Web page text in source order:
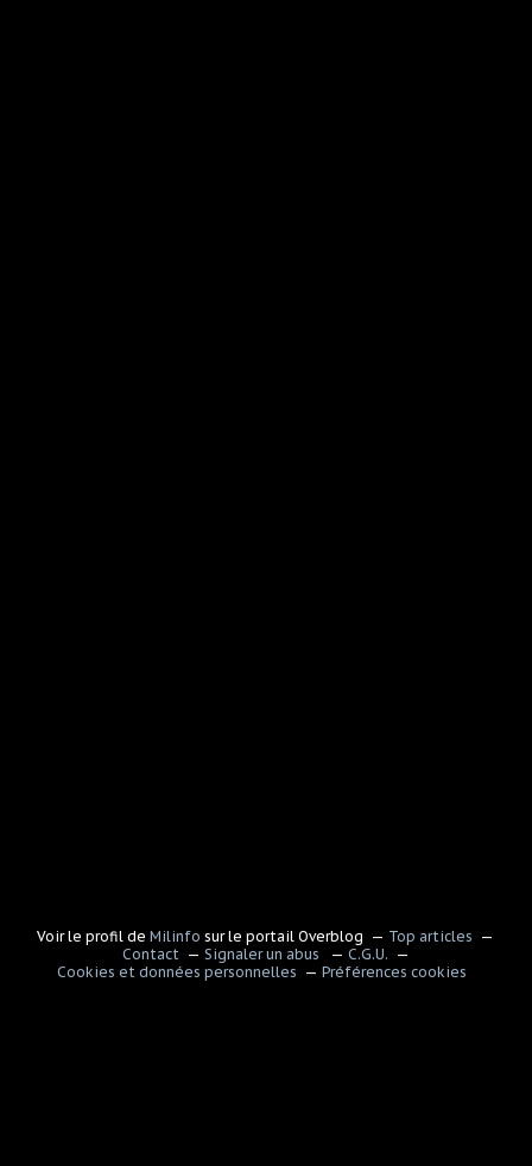
Voir le profil deMilinfo sur le portail Overblog
Top articles
Contact
Signaler un abus
C.G.U.
Cookies et données personnelles
Préférences cookies